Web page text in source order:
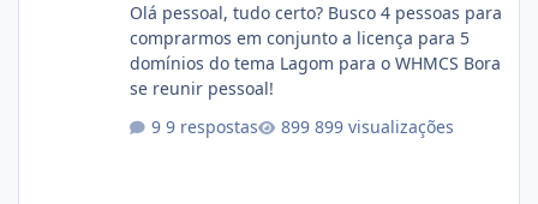
Olá pessoal, tudo certo? Busco 4 pessoas para
comprarmos em conjunto a licença para 5
domínios do tema Lagom para o WHMCS Bora
se reunir pessoal!
9 respostas
899 visualizações